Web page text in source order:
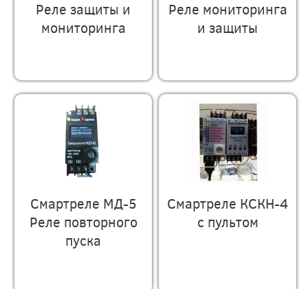
Реле защиты и
мониторинга
Реле мониторинга
и защиты
Смартреле МД-5
Реле повторного
пуска
Смартреле КСКН-4
с пультом